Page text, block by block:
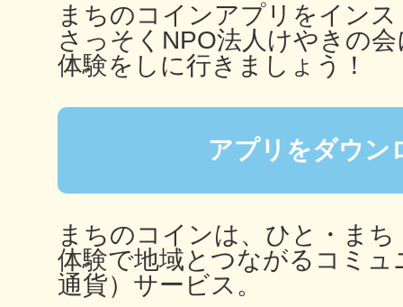
まちのコインアプリをイン
さっそくNPO法人けやきの会
体験をしに行きましょう！
アプリをダウン
まちのコインは、ひと・ま
体験で地域とつながるコミュ
通貨）サービス。
シモキ
多度津